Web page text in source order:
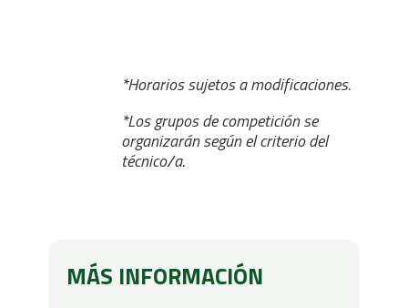
*Horarios sujetos a modificaciones.
*Los grupos de competición se
organizarán según el criterio del
técnico/a.
MÁS INFORMACIÓN